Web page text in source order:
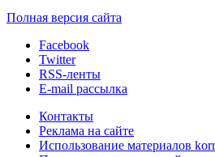
Полная версия сайта
Facebook
Twitter
RSS-ленты
E-mail рассылка
Контакты
Реклама на сайте
Использование материалов